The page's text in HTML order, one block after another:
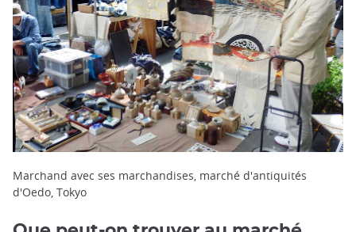
Marchand avec ses marchandises, marché d'antiquités
d'Oedo, Tokyo